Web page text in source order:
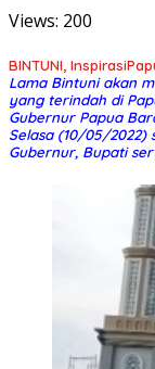
Views: 200
BINTUNI,
Lama Bintuni akan
yang terindah di
Gubernur Papua
Selasa (10/05/2022)
Gubernur, Bupati